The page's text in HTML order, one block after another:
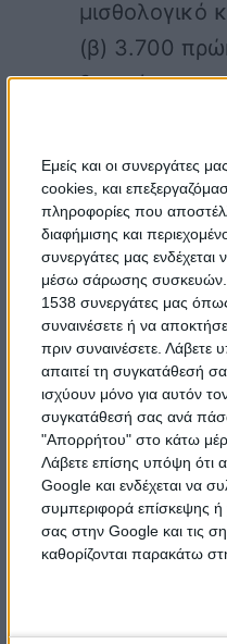
Εμείς και οι συνεργάτες
cookies, και
πληροφορίες που
διαφήμισης και
συνεργάτες μας
μέσω σάρωσης συσκευών.
1538 συνεργάτες μας όπως
συναινέσετε ή να
πριν συναινέσετε. Λάβετε
απαιτεί τη συγκατάθεσή
ισχύουν μόνο για αυτόν
συγκατάθεσή σας ανά
"Απορρήτου" στο κάτω
Λάβετε επίσης υπόψη ότι
Google και ενδέχεται να
συμπεριφορά επίσκεψης ή
σας στην Google και τις
καθορίζονται παρακάτω
μισθολογικό
(β) 3.700
Ιανουαρίου
ανώτερο
επιχείρηση.
Η
Την Τετάρτη
ΟΑΕΔ, του
Τουρισμού
ΕΠΑΝΑΔ, η
Πρόγραμμα